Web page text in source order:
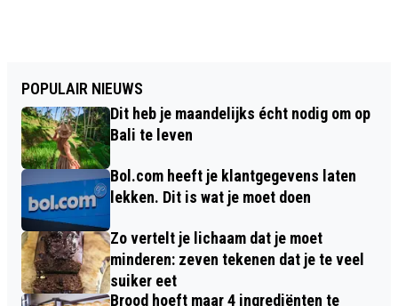
POPULAIR NIEUWS
Dit heb je maandelijks écht nodig om op
Bali te leven
Bol.com heeft je klantgegevens laten
lekken. Dit is wat je moet doen
Zo vertelt je lichaam dat je moet
minderen: zeven tekenen dat je te veel
suiker eet
Brood hoeft maar 4 ingrediënten te